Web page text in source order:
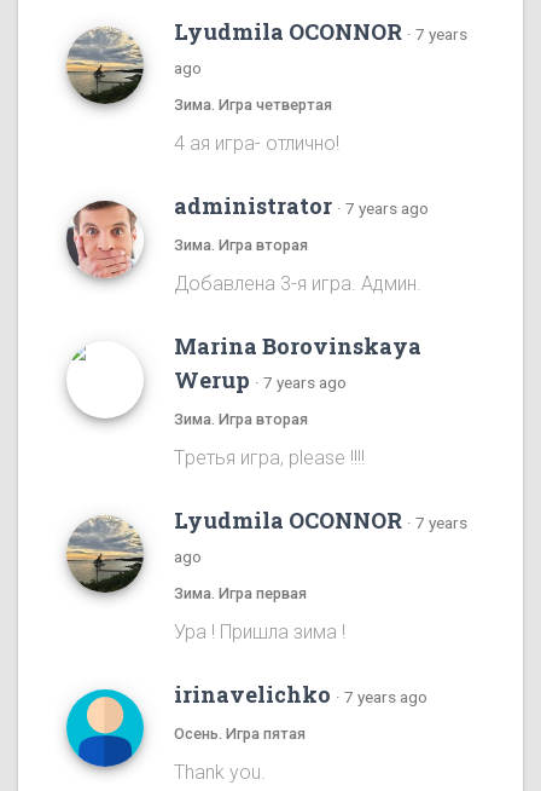
Lyudmila OCONNOR · 7 years
ago
Зима. Игра четвертая
4 ая игра- отлично!
administrator · 7 years ago
Зима. Игра вторая
Добавлена 3-я игра. Админ.
Marina Borovinskaya
Werup · 7 years ago
Зима. Игра вторая
Tретья игра, please !!!!
Lyudmila OCONNOR · 7 years
ago
Зима. Игра первая
Ура ! Пришла зима !
irinavelichko · 7 years ago
Осень. Игра пятая
Thank you.